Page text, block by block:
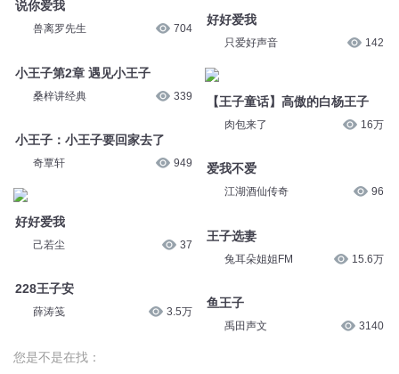
说你爱我
兽离罗先生 704
小王子第2章 遇见小王子
桑梓讲经典 339
小王子：小王子要回家去了
奇覃轩 949
好好爱我
己若尘 37
228王子安
薛涛笺 3.5万
好好爱我
只爱好声音 142
【王子童话】高傲的白杨王子
肉包来了 16万
爱我不爱
江湖酒仙传奇 96
王子选妻
兔耳朵姐姐FM 15.6万
鱼王子
禹田声文 3140
您是不是在找：